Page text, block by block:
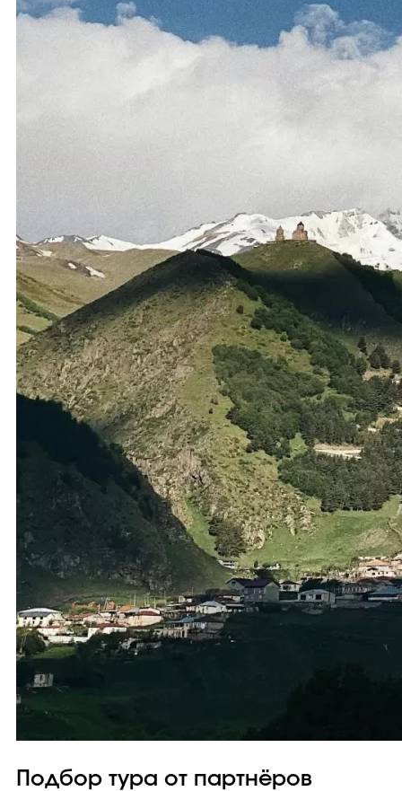
Подбор тура от партнёров